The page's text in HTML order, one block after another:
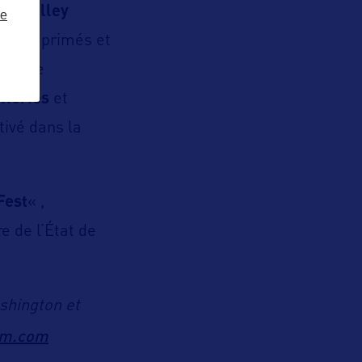
Valley
primés et
et
dans la
« ,
de l’État de
et